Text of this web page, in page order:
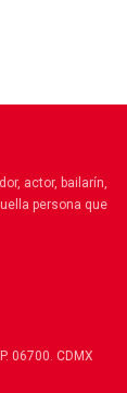
actor, bailarín,
persona que
06700. CDMX